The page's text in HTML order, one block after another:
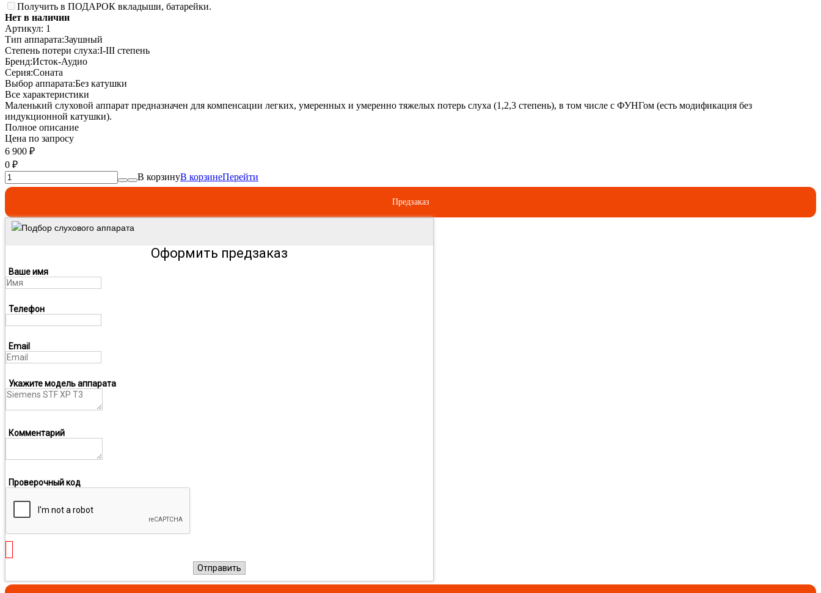
Получить в ПОДАРОК вкладыши, батарейки.
Нет в наличии
Артикул: 1
Тип аппарата:Заушный
Степень потери слуха:I-III степень
Бренд:Исток-Аудио
Серия:Соната
Выбор аппарата:Без катушки
Все характеристики
Маленький слуховой аппарат предназначен для компенсации легких, умеренных и умеренно тяжелых потерь слуха (1,2,3 степень), в том числе с ФУНГом (есть модификация без
индукционной катушки).
Полное описание
Цена по запросу
6 900 ₽
0 ₽
В корзинуВ корзинеПерейти
Предзаказ
Подбор слухового аппарата
Оформить предзаказ
Ваше имя
Телефон
Email
Укажите модель аппарата
Комментарий
Проверочный код
Отправить